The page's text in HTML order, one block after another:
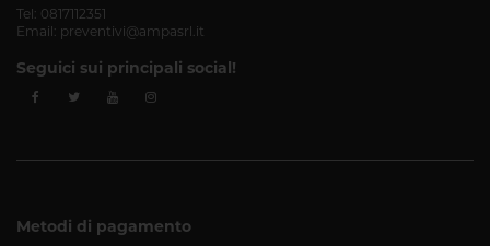
Tel: 0817112351
Email: preventivi@ampasrl.it
Seguici sui principali social!
Metodi di pagamento